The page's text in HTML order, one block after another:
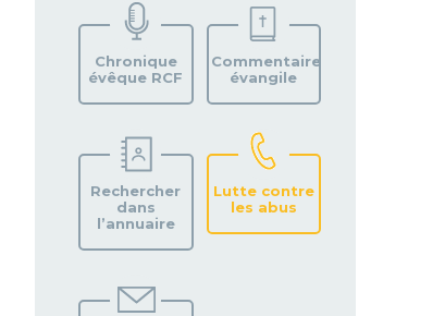
VOTRE
PAROISSE
Chronique
évêque RCF
Commentaire
évangile
Rechercher
dans
l’annuaire
Lutte contre
les abus